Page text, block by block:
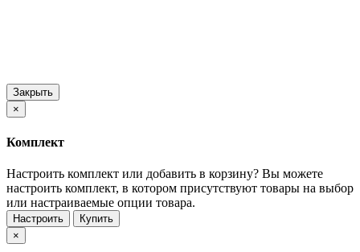
Закрыть
×
Комплект
Настроить комплект или добавить в корзину? Вы можете
настроить комплект, в котором присутствуют товары на выбор
или настраиваемые опции товара.
Настроить
Купить
×